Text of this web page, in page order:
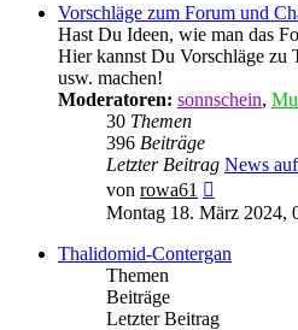
Vorschläge zum Forum und
Hast Du Ideen, wie man das
Hier kannst Du Vorschläge zu
usw. machen!
Moderatoren: sonnschein,
30 Themen
396 Beiträge
Letzter Beitrag News
von rowa61
Beitrag
Montag 18. März 2024,
Thalidomid-Contergan
Themen
Beiträge
Letzter Beitrag